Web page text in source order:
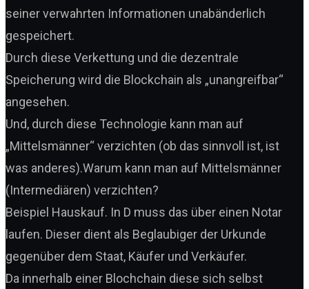
seiner verwahrten Informationen unabänderlich
gespeichert.
Durch diese Verkettung und die dezentrale
Speicherung wird die Blockchain als „unangreifbar“
angesehen.
Und, durch diese Technologie kann man auf
„Mittelsmänner“ verzichten (ob das sinnvoll ist, ist
was anderes).Warum kann man auf Mittelsmänner
(Intermediären) verzichten?
Beispiel Hauskauf. In D muss das über einen Notar
laufen. Dieser dient als Beglaubiger der Urkunde
gegenüber dem Staat, Käufer und Verkäufer.
Da innerhalb einer Blochchain diese sich selbst